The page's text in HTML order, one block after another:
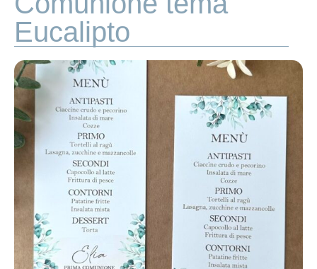
Eucalipto